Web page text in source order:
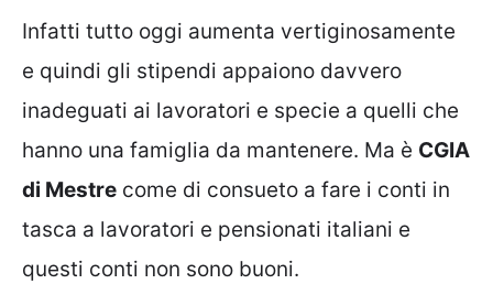
Infatti tutto oggi aumenta vertiginosamente
e quindi gli stipendi appaiono davvero
inadeguati ai lavoratori e specie a quelli che
hanno una famiglia da mantenere. Ma è CGIA
di Mestre come di consueto a fare i conti in
tasca a lavoratori e pensionati italiani e
questi conti non sono buoni.